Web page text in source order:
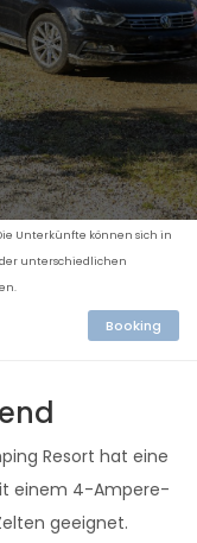
Unterkünfte können sich in
unterschiedlichen
Booking
Resort hat eine
einem 4-Ampere-
geeignet.